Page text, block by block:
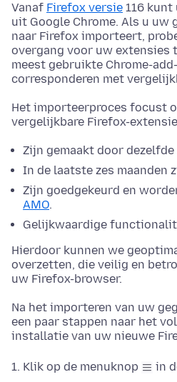
Vanaf Firefox versie 116 kunt
uit Google Chrome. Als u uw
naar Firefox importeert,
overgang voor uw extensies
meest gebruikte Chrome-
corresponderen met
Het importeerproces focust
vergelijkbare Firefox-
Zijn gemaakt door
In de laatste zes maanden
Zijn goedgekeurd en
AMO.
Gelijkwaardige
Hierdoor kunnen we
overzetten, die veilig en
uw Firefox-browser.
Na het importeren van uw
een paar stappen naar het
installatie van uw nieuwe
Klik op de menuknop in